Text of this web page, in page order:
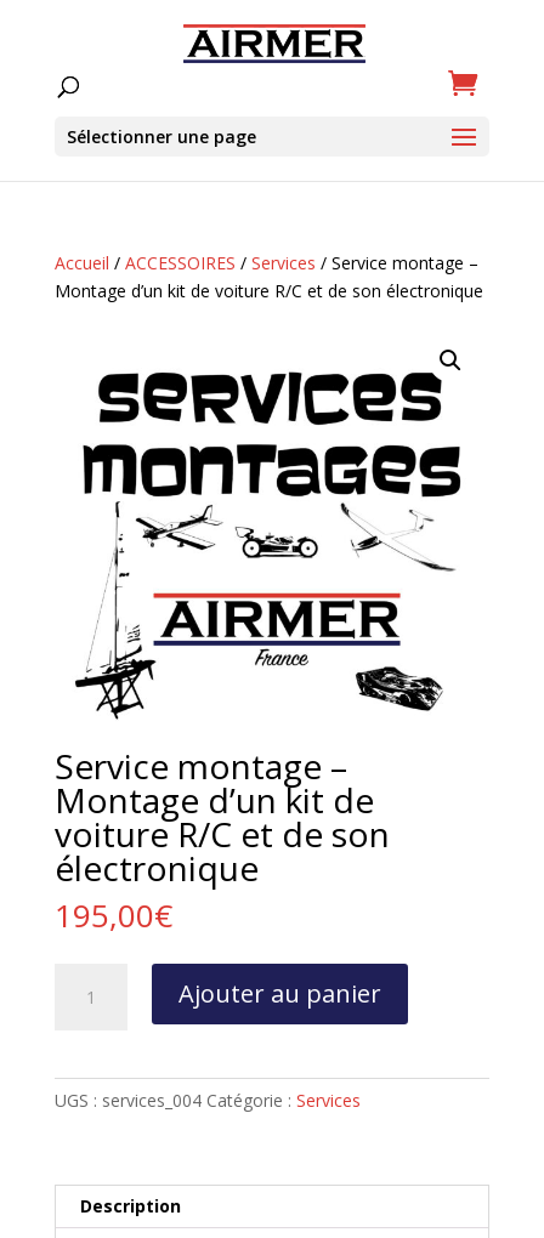
Sélectionner une page
Accueil / ACCESSOIRES / Services / Service montage –
Montage d’un kit de voiture R/C et de son électronique
Service montage –
Montage d’un kit de
voiture R/C et de son
électronique
195,00€
voiture
Ajouter au panier
UGS : services_004 Catégorie : Services
Description